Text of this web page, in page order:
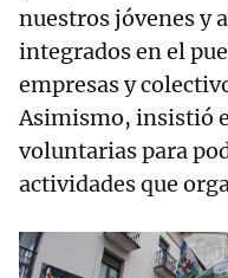
nuestros jóvenes y
integrados en el
empresas y
Asimismo, insistió
voluntarias para
actividades que